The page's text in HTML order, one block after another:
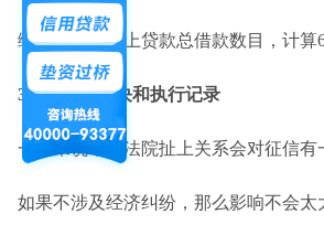
综合征信报告上贷款总借款数目，计
3、有法院判决和执行记录
一般来说，与法院扯上关系会对征信有
如果不涉及经济纠纷，那么影响不会太